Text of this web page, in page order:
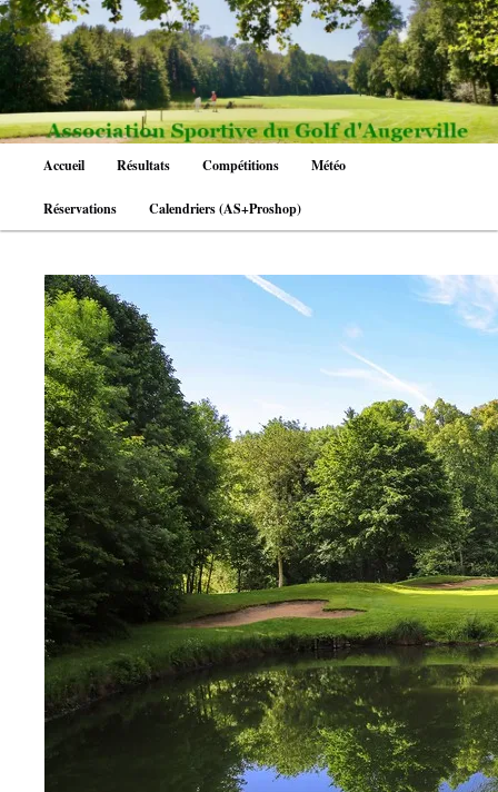
Aller
au
contenu
principal
Accueil Résultats Compétitions Météo
Réservations Calendriers (AS+Proshop)